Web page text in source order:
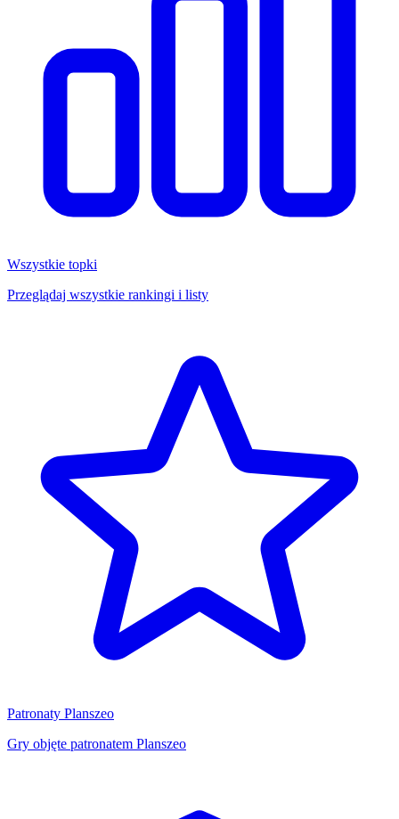
Wszystkie topki
Przeglądaj wszystkie rankingi i listy
Patronaty Planszeo
Gry objęte patronatem Planszeo